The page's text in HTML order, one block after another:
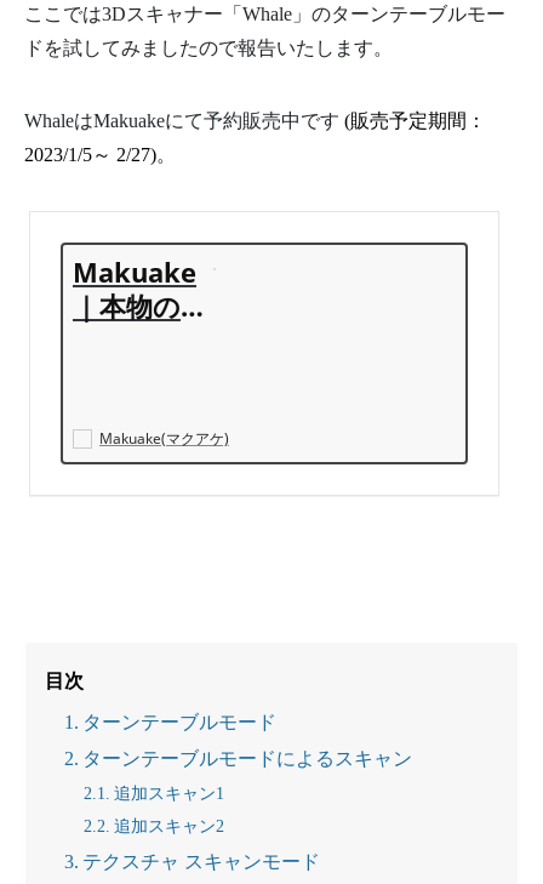
ここでは3Dスキャナー「Whale」のターンテーブルモー
ドを試してみましたので報告いたします。
WhaleはMakuakeにて予約販売中です (販売予定期間：
2023/1/5～ 2/27)。
Makuake
｜本物の
術を目指
す、3DMa
Makuake(マクアケ)
目次
ターンテーブルモード
ターンテーブルモードによるスキャン
追加スキャン1
追加スキャン2
テクスチャ スキャンモード